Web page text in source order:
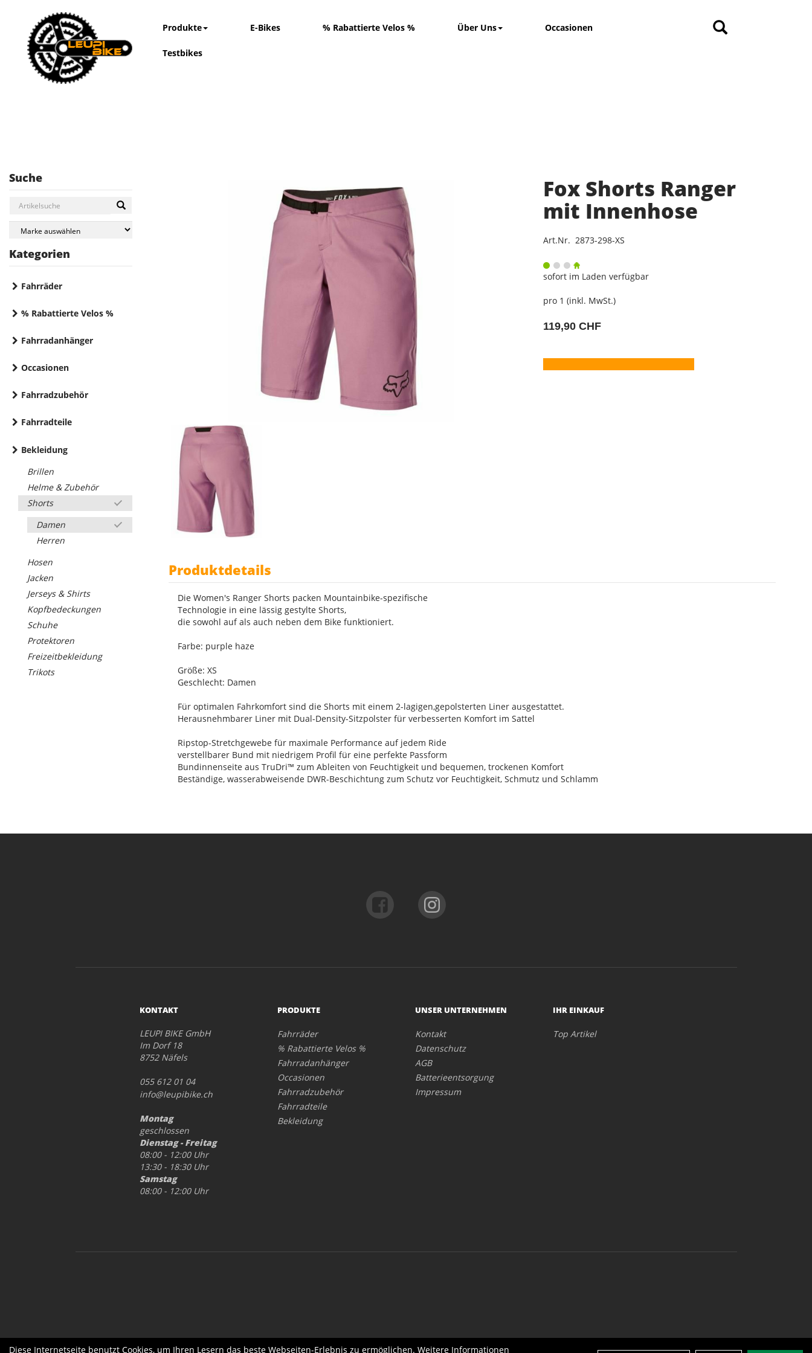
Produkte E-Bikes % Rabattierte Velos % Über Uns Occasionen
Testbikes
Suche
Kategorien
Fahrräder
% Rabattierte Velos %
Fahrradanhänger
Occasionen
Fahrradzubehör
Fahrradteile
Bekleidung
Brillen
Helme & Zubehör
Shorts
Damen
Herren
Hosen
Jacken
Jerseys & Shirts
Kopfbedeckungen
Schuhe
Protektoren
Freizeitbekleidung
Trikots
Fox Shorts Ranger
mit Innenhose
Art.Nr. 2873-298-XS
sofort im Laden verfügbar
pro 1 (inkl. MwSt.)
119,90 CHF
Produktdetails
Die Women's Ranger Shorts packen Mountainbike-spezifische
Technologie in eine lässig gestylte Shorts,
die sowohl auf als auch neben dem Bike funktioniert.
Farbe: purple haze
Größe: XS
Geschlecht: Damen
Für optimalen Fahrkomfort sind die Shorts mit einem 2-lagigen,gepolsterten Liner ausgestattet.
Herausnehmbarer Liner mit Dual-Density-Sitzpolster für verbesserten Komfort im Sattel
Ripstop-Stretchgewebe für maximale Performance auf jedem Ride
verstellbarer Bund mit niedrigem Profil für eine perfekte Passform
Bundinnenseite aus TruDri™ zum Ableiten von Feuchtigkeit und bequemen, trockenen Komfort
Beständige, wasserabweisende DWR-Beschichtung zum Schutz vor Feuchtigkeit, Schmutz und Schlamm
KONTAKT
LEUPI BIKE GmbH
Im Dorf 18
8752 Näfels
055 612 01 04
info@leupibike.ch
Montag
geschlossen
Dienstag - Freitag
08:00 - 12:00 Uhr
13:30 - 18:30 Uhr
Samstag
08:00 - 12:00 Uhr
PRODUKTE
Fahrräder
% Rabattierte Velos %
Fahrradanhänger
Occasionen
Fahrradzubehör
Fahrradteile
Bekleidung
UNSER UNTERNEHMEN
Kontakt
Datenschutz
AGB
Batterieentsorgung
Impressum
IHR EINKAUF
Top Artikel
Diese Internetseite benutzt Cookies, um Ihren Lesern das beste Webseiten-Erlebnis zu ermöglichen. Weitere Informationen